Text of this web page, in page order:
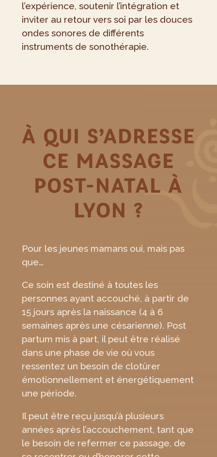
l’expérience, soutenir l’intégration et
inviter au retour vers soi par les douces
ondes sonores de différents
instruments de sonothérapie.
À QUI S’ADRESSE
CE MASSAGE
POST-NATAL À
LYON ?
Pour les jeunes mamans oui, mais pas
que…
Ce soin est destiné à toutes les
personnes ayant accouché, à partir de
15 jours après la naissance (4 à 6
semaines après une césarienne). Post
partum mis à part, il peut être réalisé
dans une phase de vie où vous
ressentez un besoin de clotûrer
émotionnellement et énergétiquement
une période.
Il peut être reçu jusqu’à plusieurs
années après l’accouchement, tant que
le besoin de refermer ce passage, de